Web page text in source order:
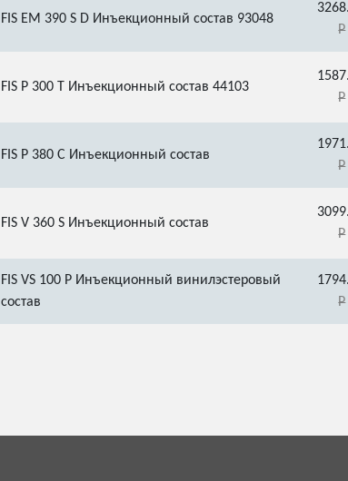
FIS EM 390 S D Инъекционный состав 93048
FIS P 300 T Инъекционный состав 44103
FIS P 380 C Инъекционный состав
FIS V 360 S Инъекционный состав
FIS VS 100 P Инъекционный винилэстеровый
состав